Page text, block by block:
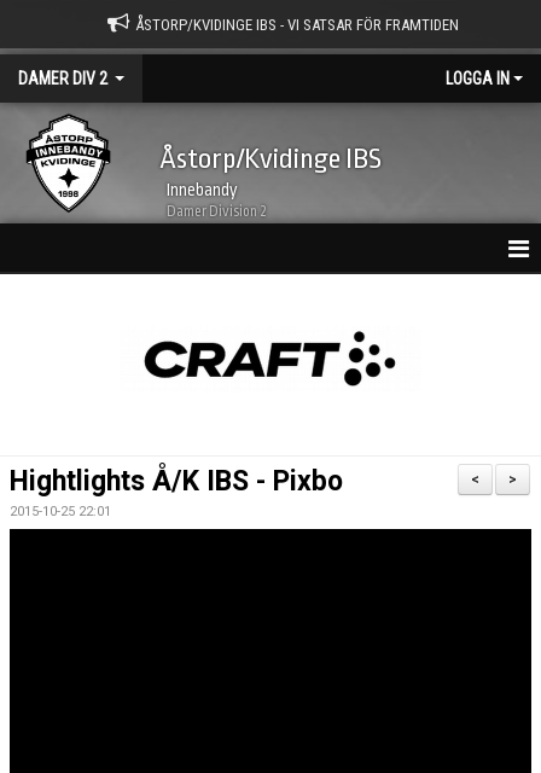
ÅSTORP/KVIDINGE IBS - VI SATSAR FÖR FRAMTIDEN
DAMER DIV 2 LOGGA IN
Åstorp/Kvidinge IBS
Innebandy
Damer Division 2
BILDGALLERI
>
<
Hightlights Å/K IBS - Pixbo
2015-10-25 22:01